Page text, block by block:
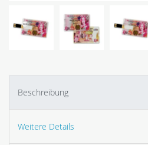
Beschreibung
Weitere Details